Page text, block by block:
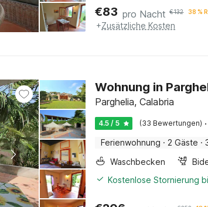
€83 pro Nacht €132 38 %
+Zusätzliche Kosten
Wohnung in
Parghelia, Calabria
4.5 / 5 (33 Bewertungen) ·
Ferienwohnung · 2 Gäste ·
Waschbecken
Kostenlose Stornierung